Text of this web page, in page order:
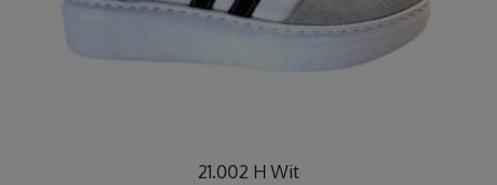
21.002 H Wit